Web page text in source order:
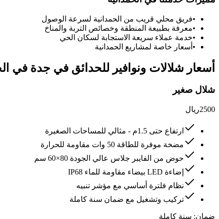
•فريق محلي قريب من الحمدانية لسرعة الوصول
•معرفة بطبيعة المنطقة وخصائص التربة والمناخ
•خدمة عملاء سريعة الاستجابة لسكان الحي
• أسعار خاصة لمشاريع الحمدانية
أسعار شلالات ونوافير للحدائق في جدة في
شلال صغير
2500ريال
ارتفاع حتى 1.5م - مثالي للمساحات الصغيرة
مضخة موفرة للطاقة 50 وات مقاومة للحرارة
حوض من الفايبر جلاس عالي الجودة 80×60 سم
إضاءة LED بيضاء مقاومة للماء IP68
نظام فلترة أساسي مع مؤشر تنبيه
تركيب وتشغيل مع ضمان سنة كاملة
ضمان: سنة كاملة